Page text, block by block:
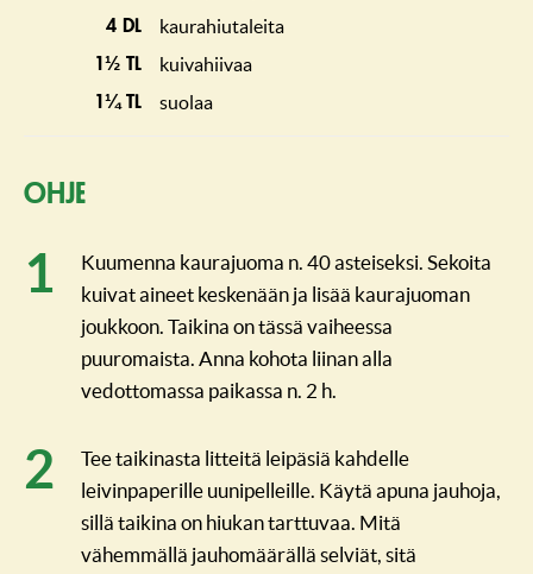
4 dl kaurahiutaleita
1½ tl kuivahiivaa
1¼ tl suolaa
Ohje
Kuumenna kaurajuoma n. 40 asteiseksi. Sekoita
kuivat aineet keskenään ja lisää kaurajuoman
joukkoon. Taikina on tässä vaiheessa
puuromaista. Anna kohota liinan alla
vedottomassa paikassa n. 2 h.
Tee taikinasta litteitä leipäsiä kahdelle
leivinpaperille uunipelleille. Käytä apuna jauhoja,
sillä taikina on hiukan tarttuvaa. Mitä
vähemmällä jauhomäärällä selviät, sitä